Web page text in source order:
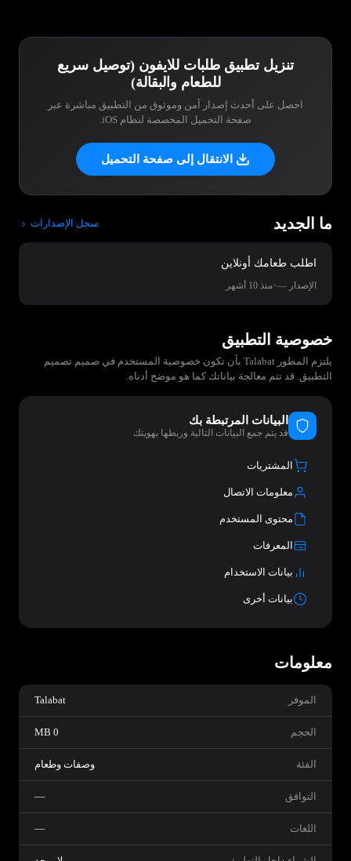
تنزيل تطبيق طلبات للايفون (توصيل سريع
للطعام والبقالة)
احصل على أحدث إصدار آمن وموثوق من التطبيق مباشرة عبر
صفحة التحميل المخصصة لنظام iOS.
الانتقال إلى صفحة التحميل
ما الجديد سجل الإصدارات
اطلب طعامك أونلاين
الإصدار —•منذ 10 أشهر
خصوصية التطبيق
يلتزم المطور Talabat بأن تكون خصوصية المستخدم في صميم تصميم
التطبيق. قد تتم معالجة بياناتك كما هو موضح أدناه.
البيانات المرتبطة بك
قد يتم جمع البيانات التالية وربطها بهويتك
المشتريات
معلومات الاتصال
محتوى المستخدم
المعرفات
بيانات الاستخدام
بيانات أخرى
معلومات
الموفر Talabat
الحجم 0 MB
الفئة وصفات وطعام
التوافق —
اللغات —